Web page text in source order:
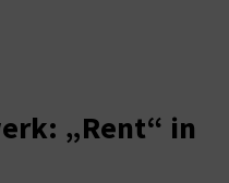
„Rent“ in